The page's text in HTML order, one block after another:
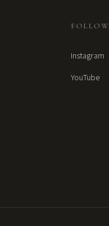
FOLLOW
Instagram
YouTube